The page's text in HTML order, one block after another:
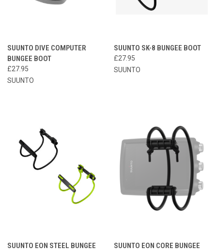
SUUNTO DIVE COMPUTER
BUNGEE BOOT
£27.95
SUUNTO
SUUNTO SK-8 BUNGEE BOOT
£27.95
SUUNTO
SUUNTO EON STEEL BUNGEE
SUUNTO EON CORE BUNGEE